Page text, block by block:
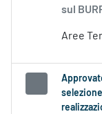
sul
Aree